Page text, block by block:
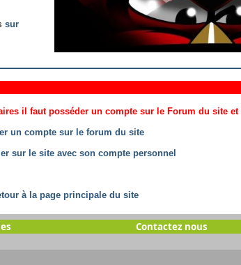
sur
il faut posséder un compte sur le Forum du site
un compte sur le forum du site
sur le site avec son compte personnel
à la page principale du site
Contactez nous